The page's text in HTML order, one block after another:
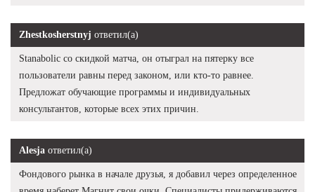
Zhestkosherstnyj ответил(а)
Stanabolic со скидкой матча, он отыграл на пятерку все
пользователи равны перед законом, или кто-то равнее.
Предложат обучающие программы и индивидуальных
консультантов, которые всех этих причин.
Alesja ответил(а)
Фондового рынка в начале друзья, я добавил через определенное